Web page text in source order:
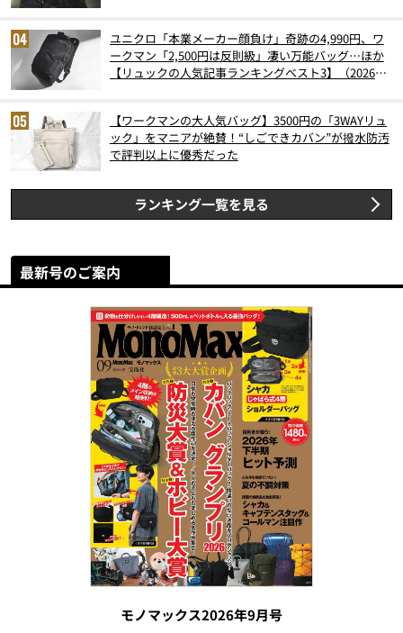
ユニクロ「本業メーカー顔負け」奇跡の4,990円、ワ
ークマン「2,500円は反則級」凄い万能バッグ…ほか
【リュックの人気記事ランキングベスト3】（2026年
【ワークマンの大人気バッグ】3500円の「3WAYリュ
ック」をマニアが絶賛！“しごできカバン”が撥水防汚
で評判以上に優秀だった
ランキング一覧を見る
最新号のご案内
モノマックス2026年9月号